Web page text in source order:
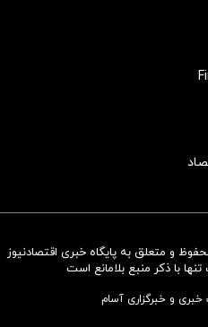
سرمایه‌گذاری همسنگ با شاخص
و متعلق به پایگاه خبری اقتصادنیوز
با ذکر منبع بلامانع است
و خبرگزاری آسام